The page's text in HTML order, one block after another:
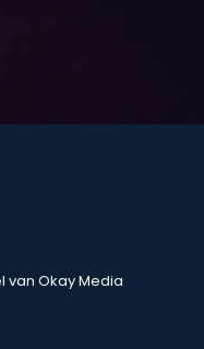
van Okay Media